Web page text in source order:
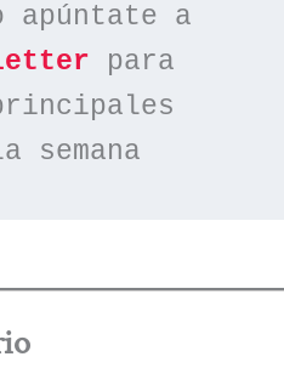
apúntate a
para
semana